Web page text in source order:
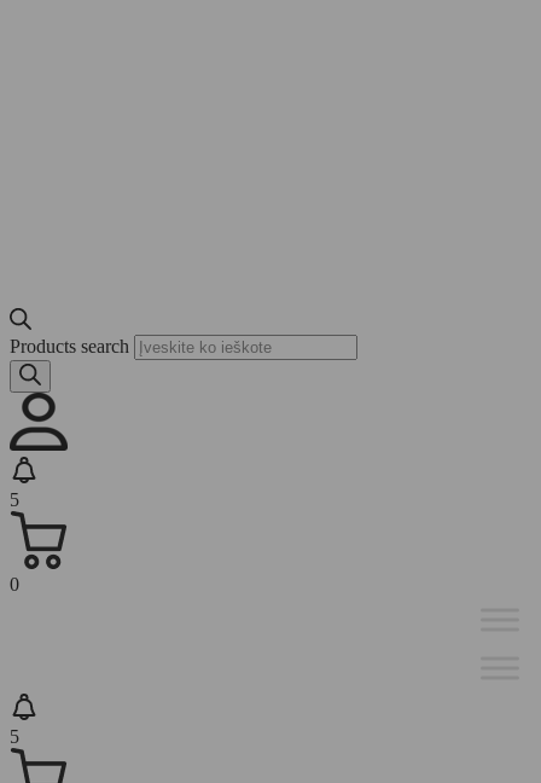
Products search
5
0
5